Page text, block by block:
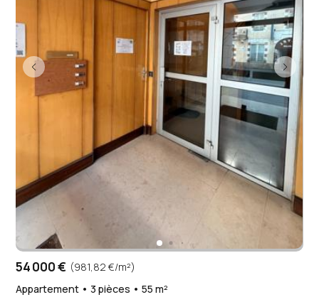
54 000 € (981,82 €/m²)
Appartement • 3 pièces • 55 m²